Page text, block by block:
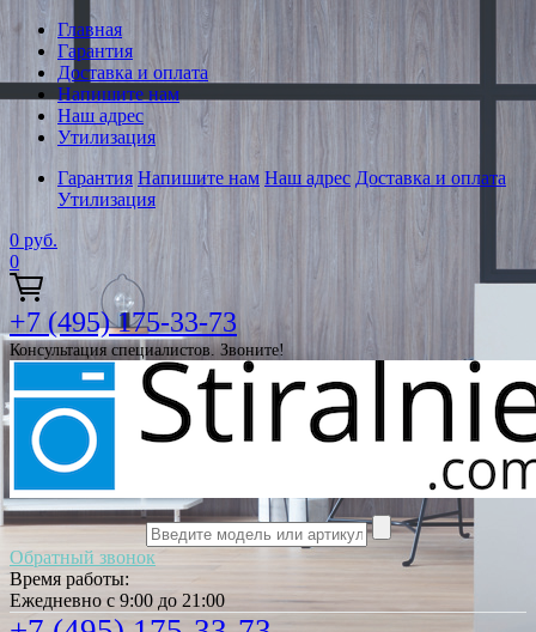
Главная
Гарантия
Доставка и оплата
Напишите нам
Наш адрес
Утилизация
Гарантия Напишите нам Наш адрес Доставка и оплата
Утилизация
0 руб.
0
+7 (495) 175-33-73
Консультация специалистов. Звоните!
Обратный звонок
Время работы:
Ежедневно с 9:00 до 21:00